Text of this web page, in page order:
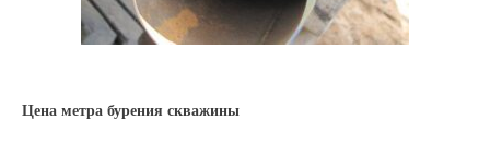
Цена метра бурения скважины